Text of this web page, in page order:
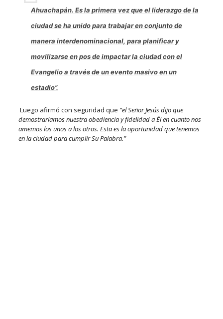
Ahuachapán. Es la primera vez que el liderazgo de la
ciudad se ha unido para trabajar en conjunto de
manera interdenominacional, para planificar y
movilizarse en pos de impactar la ciudad con el
Evangelio a través de un evento masivo en un
estadio”.
Luego afirmó con seguridad que “el Señor Jesús dijo que
demostraríamos nuestra obediencia y fidelidad a Él en cuanto nos
amemos los unos a los otros. Esta es la oportunidad que tenemos
en la ciudad para cumplir Su Palabra.”